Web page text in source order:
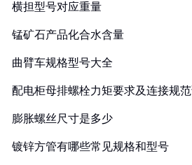
横担型号对应重量
锰矿石产品化合水含量
曲臂车规格型号大全
配电柜母排螺栓力矩要求及连接规
膨胀螺丝尺寸是多少
镀锌方管有哪些常见规格和型号